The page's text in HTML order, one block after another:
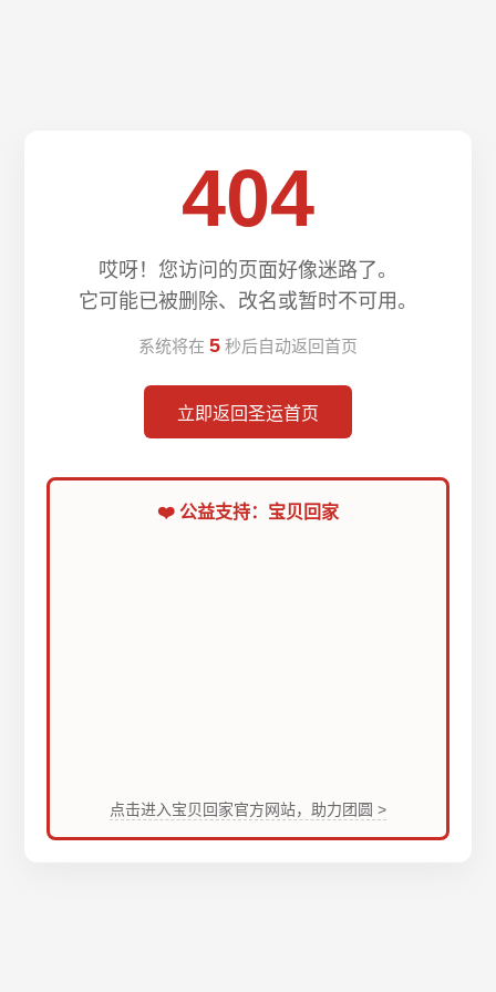
404
哎呀！您访问的页面好像迷路了。
它可能已被删除、改名或暂时不可用。
系统将在 5 秒后自动返回首页
立即返回圣运首页
❤️ 公益支持：宝贝回家
点击进入宝贝回家官方网站，助力团圆 >